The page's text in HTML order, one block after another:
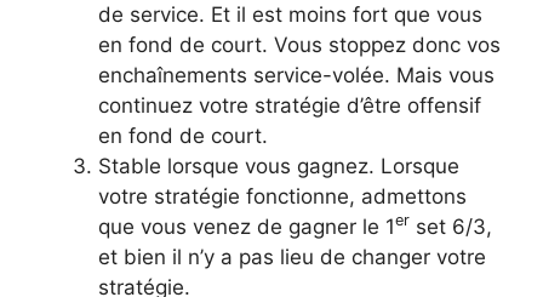
de service. Et il est moins fort que vous
en fond de court. Vous stoppez donc vos
enchaînements service-volée. Mais vous
continuez votre stratégie d’être offensif
en fond de court.
Stable lorsque vous gagnez. Lorsque
votre stratégie fonctionne, admettons
que vous venez de gagner le 1er set 6/3,
et bien il n’y a pas lieu de changer votre
stratégie.